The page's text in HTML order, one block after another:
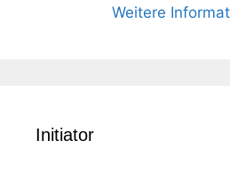
Weitere
Initiator